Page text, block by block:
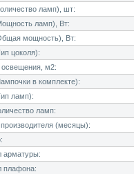
ламп), шт:
ламп), Вт:
мощность), Вт:
цоколя):
м2:
в комплекте):
ламп):
ламп:
производителя (месяцы):
арматуры:
плафона: